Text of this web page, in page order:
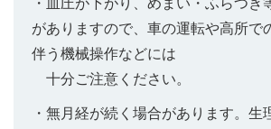
がありますので、車の運転や高所で
伴う機械操作などには
十分ご注意ください。
・無月経が続く場合があります。生